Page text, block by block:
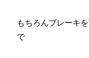
もちろんブレーキ
で